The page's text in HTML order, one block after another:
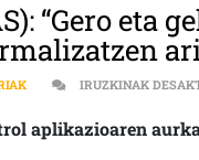
“Gero eta
IRUZKINAK
aplikazioaren